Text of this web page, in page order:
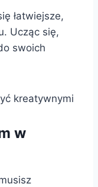
łatwiejsze,
Ucząc się,
swoich
kreatywnymi
w